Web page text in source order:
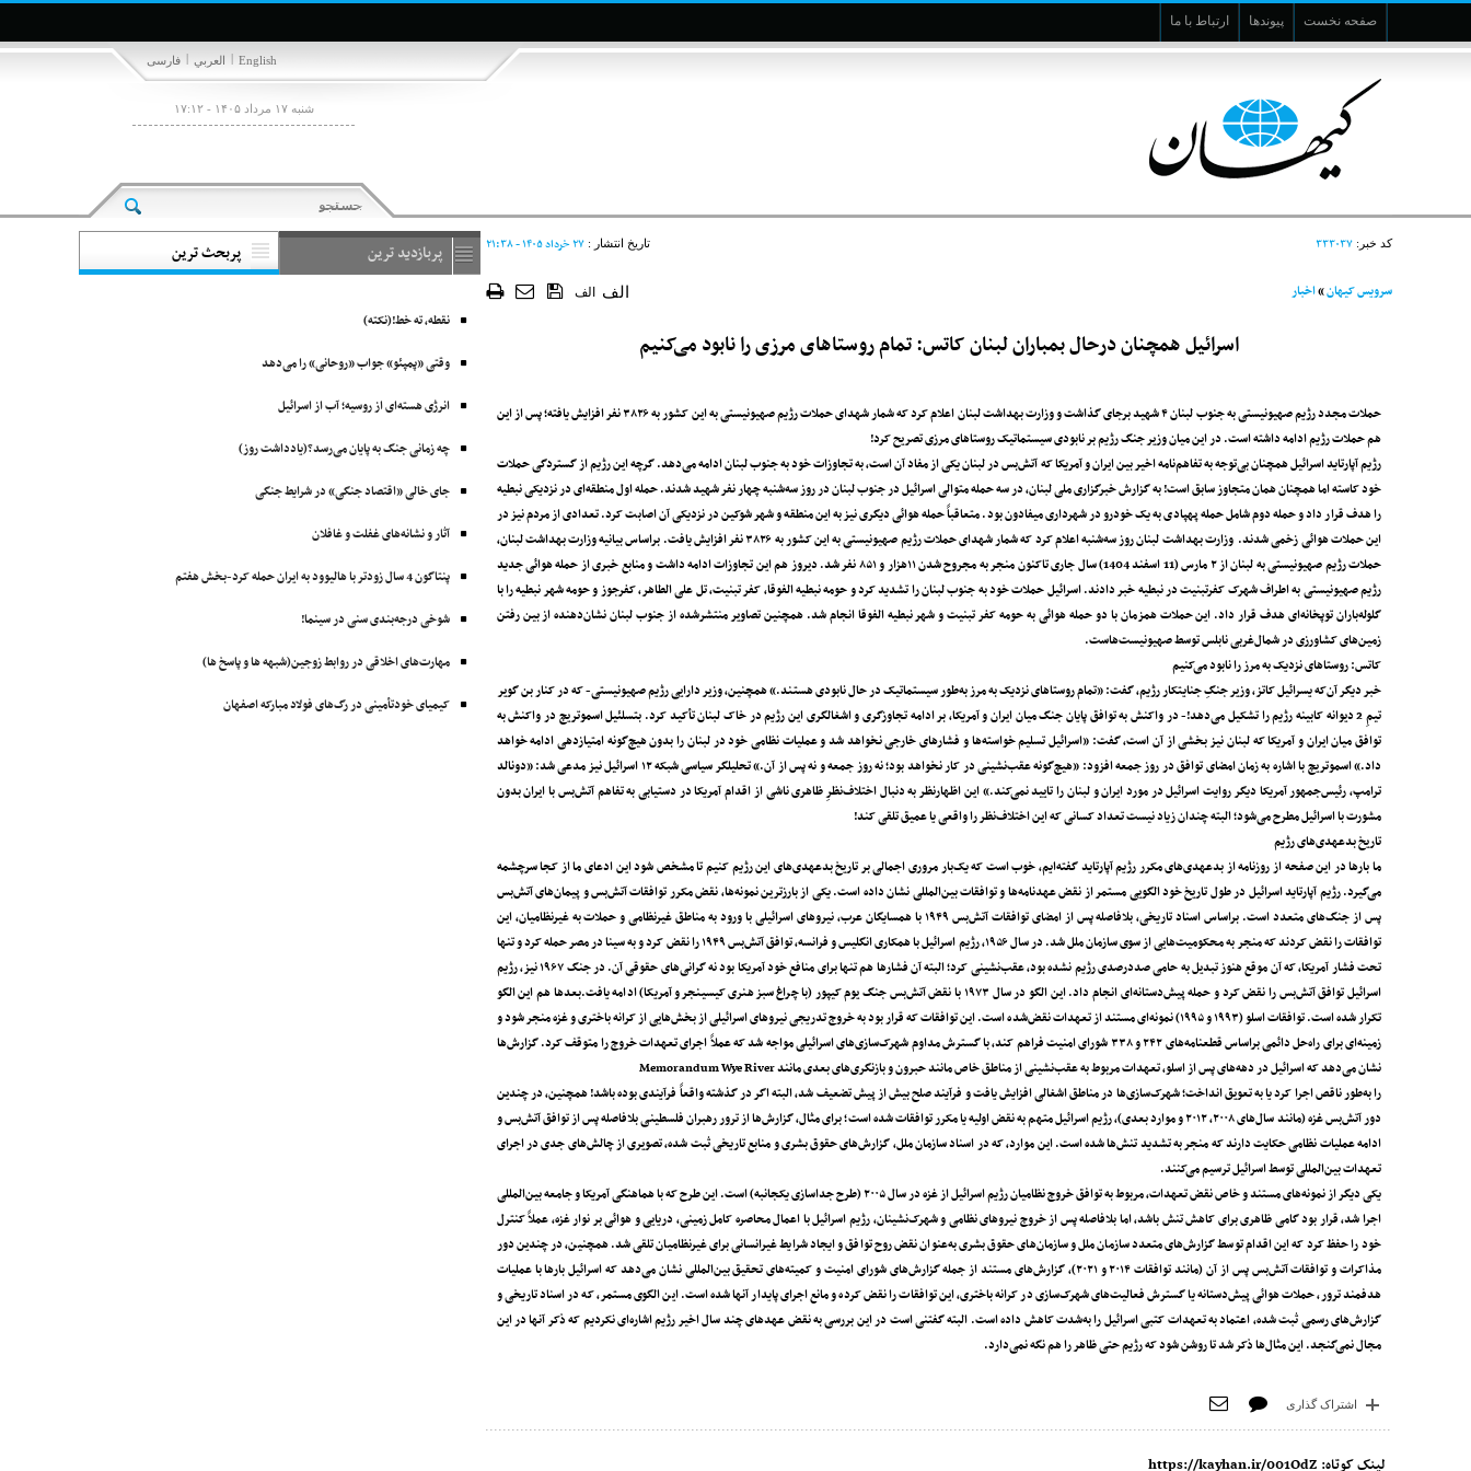
صفحه نخست پیوندها ارتباط با ما
فارسی | العربي | English
شنبه ۱۷ مرداد ۱۴۰۵ - ۱۷:۱۲
کد خبر: ۳۳۳۰۳۷ تاریخ انتشار :۲۷ خرداد ۱۴۰۵ - ۲۱:۳۸
سرویس کیهان»اخبار الف الف
اسرائیل همچنان درحال بمباران لبنان کاتس: تمام روستاهای مرزی را نابود می‌کنیم
حملات مجدد رژیم صهیونیستی به جنوب لبنان ۴ شهید برجای گذاشت و وزارت بهداشت لبنان اعلام کرد که شمار شهدای حملات رژیم صهیونیستی به این کشور به ۳۸۲۶ نفر افزایش یافته؛ پس از این
هم حملات رژیم ادامه داشته است. در این میان وزیر جنگ رژیم بر نابودی سیستماتیک روستاهای مرزی تصریح کرد!
رژیم آپارتاید اسرائیل همچنان بی‌توجه به تفاهم‌نامه اخیر بین ایران و آمریکا که آتش‌بس در لبنان یکی از مفاد آن است، به تجاوزات خود به جنوب لبنان ادامه می‌دهد. گرچه این رژیم از گستردگی حملات
خود کاسته اما همچنان همان متجاوز سابق است! به گزارش خبرگزاری ملی لبنان، در سه حمله متوالی اسرائیل در جنوب لبنان در روز سه‌شنبه چهار نفر شهید شدند. حمله اول منطقه‌ای در نزدیکی نبطیه
را هدف قرار داد و حمله دوم شامل حمله پهپادی به یک خودرو در شهرداری میفادون بود. متعاقباً حمله هوائی دیگری نیز به این منطقه و شهر شوکین در نزدیکی آن اصابت کرد. تعدادی از مردم نیز در
این حملات هوائی زخمی شدند. وزارت بهداشت لبنان روز سه‌شنبه اعلام کرد که شمار شهدای حملات رژیم صهیونیستی به این کشور به ۳۸۲۶ نفر افزایش یافت. براساس بیانیه وزارت بهداشت لبنان،
حملات رژیم صهیونیستی به لبنان از ۲ مارس (11 اسفند 1404) سال جاری تاکنون منجر به مجروح شدن ۱۱هزار و ۸۵۱ نفر شد. دیروز هم این تجاوزات ادامه داشت و منابع خبری از حمله هوائی جدید
رژیم صهیونیستی به اطراف شهرک کفرتبنیت در نبطیه خبر دادند. اسرائیل حملات خود به جنوب لبنان را تشدید کرد و حومه نبطیه الفوقا، کفر تبنیت، تل علی الطاهر، کفرجوز و حومه شهر نبطیه را با
گلوله‌باران توپخانه‌ای هدف قرار داد. این حملات همزمان با دو حمله هوائی به حومه کفر تبنیت و شهر نبطیه الفوقا انجام شد. همچنین تصاویر منتشرشده از جنوب لبنان نشان‌دهنده از بین رفتن
زمین‌های کشاورزی در شمال‌غربی نابلس توسط صهیونیست‌هاست.
کاتس: روستاهای نزدیک به مرز را نابود می‌کنیم
خبر دیگر آن‌که یسرائیل کاتز، وزیر جنگِ جنایتکار رژیم، گفت: «تمام روستاهای نزدیک به مرز به‌طور سیستماتیک در حال نابودی هستند.» همچنین، وزیر دارایی رژیم صهیونیستی- که در کنار بن گویر
تیمِ 2 دیوانه کابینه رژیم را تشکیل می‌دهد!- در واکنش به توافق پایان جنگ میان ایران و آمریکا، بر ادامه تجاوزگری و اشغالگری این رژیم در خاک لبنان تأکید کرد. بتسلئیل اسموتریچ در واکنش به
توافق میان ایران و آمریکا که لبنان نیز بخشی از آن است، گفت: «اسرائیل تسلیم خواسته‌ها و فشارهای خارجی نخواهد شد و عملیات نظامی خود در لبنان را بدون هیچ‌گونه امتیازدهی ادامه خواهد
داد.» اسموتریچ با اشاره به زمان امضای توافق در روز جمعه افزود: «هیچ‌گونه عقب‌نشینی‌ در کار نخواهد بود؛ نه روز جمعه و نه پس از آن.» تحلیلگر سیاسی شبکه ۱۲ اسرائیل نیز مدعی شد: «دونالد
ترامپ، رئیس‌جمهور آمریکا دیگر روایت اسرائیل در مورد ایران و لبنان را تایید نمی‌کند.» این اظهارنظر به دنبال اختلاف‌نظرِ ظاهری ناشی از اقدام آمریکا در دستیابی به تفاهم آتش‌بس با ایران بدون
مشورت با اسرائیل مطرح می‌شود؛ البته چندان زیاد نیست تعداد کسانی که این اختلاف‌نظر را واقعی یا عمیق تلقی کند!
تاریخ بدعهدی‌های رژیم
ما بارها در این صفحه از روزنامه از بدعهدی‌های مکرر رژیم آپارتاید گفته‌ایم، خوب است که یک‌بار مروری اجمالی بر تاریخ بدعهدی‌های این رژیم کنیم تا مشخص شود این ادعای ما از کجا سرچشمه
می‌گیرد. رژیم آپارتاید اسرائیل در طول تاریخ خود الگویی مستمر از نقض عهدنامه‌ها و توافقات بین‌المللی نشان داده است. یکی از بارزترین نمونه‌ها، نقض مکرر توافقات آتش‌بس و پیمان‌های آتش‌بس
پس از جنگ‌های متعدد است. براساس اسناد تاریخی، بلافاصله پس از امضای توافقات آتش‌بس ۱۹۴۹ با همسایگان عرب، نیروهای اسرائیلی با ورود به مناطق غیرنظامی و حملات به غیرنظامیان، این
توافقات را نقض کردند که منجر به محکومیت‌هایی از سوی سازمان ملل شد. در سال ۱۹۵۶، رژیم اسرائیل با همکاری انگلیس و فرانسه، توافق آتش‌بس ۱۹۴۹ را نقض کرد و به سینا در مصر حمله کرد و تنها
تحت فشار آمریکا، که آن موقع هنوز تبدیل به حامی صددرصدی رژیم نشده بود، عقب‌نشینی کرد؛ البته آن‌ فشارها هم تنها برای منافع خود آمریکا بود نه گرانی‌های حقوقی آن. در جنگ ۱۹۶۷ نیز، رژیم
اسرائیل توافق آتش‌بس را نقض کرد و حمله پیش‌دستانه‌ای انجام داد. این الگو در سال ۱۹۷۳ با نقض آتش‌بس جنگ یوم کیپور (با چراغ سبز هنری کیسینجر و آمریکا) ادامه یافت.بعدها هم این الگو
تکرار شده است. توافقات اسلو (۱۹۹۳ و ۱۹۹۵) نمونه‌ای مستند از تعهدات نقض‌شده است. این توافقات که قرار بود به خروج تدریجی نیروهای اسرائیلی از بخش‌هایی از کرانه باختری و غزه منجر شود و
زمینه‌ای برای راه‌حل دائمی براساس قطعنامه‌های ۲۴۲ و ۳۳۸ شورای امنیت فراهم کند، با گسترش مداوم شهرک‌سازی‌های اسرائیلی مواجه شد که عملاً اجرای تعهدات خروج را متوقف کرد. گزارش‌ها
نشان می‌دهد که اسرائیل در دهه‌های پس از اسلو، تعهدات مربوط به عقب‌نشینی از مناطق خاص مانند حبرون و بازنگری‌های بعدی مانند Memorandum Wye River
را به‌طور ناقص اجرا کرد یا به تعویق انداخت؛ شهرک‌سازی‌ها در مناطق اشغالی افزایش یافت و فرآیند صلح بیش از پیش تضعیف شد، البته اگر در گذشته واقعاً فرآیندی بوده باشد! همچنین، در چندین
دور آتش‌بس غزه (مانند سال‌های ۲۰۰۸، ۲۰۱۲ و موارد بعدی)، رژیم اسرائیل متهم به نقض اولیه یا مکرر توافقات شده است؛ برای مثال، گزارش‌ها از ترور رهبران فلسطینی بلافاصله پس از توافق آتش‌بس و
ادامه عملیات نظامی حکایت دارند که منجر به تشدید تنش‌ها شده است. این موارد، که در اسناد سازمان ملل، گزارش‌های حقوق بشری و منابع تاریخی ثبت شده، تصویری از چالش‌های جدی در اجرای
تعهدات بین‌المللی توسط اسرائیل ترسیم می‌کنند.
یکی دیگر از نمونه‌های مستند و خاص نقض تعهدات، مربوط به توافق خروج نظامیان رژیم اسرائیل از غزه در سال ۲۰۰۵ (طرح جداسازی یکجانبه) است. این طرح که با هماهنگی آمریکا و جامعه بین‌المللی
اجرا شد، قرار بود گامی ظاهری برای کاهش تنش باشد، اما بلافاصله پس از خروج نیروهای نظامی و شهرک‌نشینان، رژیم اسرائیل با اعمال محاصره کامل زمینی، دریایی و هوائی بر نوار غزه، عملاً کنترل
خود را حفظ کرد که این اقدام توسط گزارش‌های متعدد سازمان ملل و سازمان‌های حقوق بشری به‌عنوان نقض روح توافق و ایجاد شرایط غیرانسانی برای غیرنظامیان تلقی شد. همچنین، در چندین دور
مذاکرات و توافقات آتش‌بس پس از آن (مانند توافقات ۲۰۱۴ و ۲۰۲۱)، گزارش‌های مستند از جمله گزارش‌های شورای امنیت و کمیته‌های تحقیق بین‌المللی نشان می‌دهد که اسرائیل بارها با عملیات
هدفمند ترور، حملات هوائی پیش‌دستانه یا گسترش فعالیت‌های شهرک‌سازی در کرانه باختری، این توافقات را نقض کرده و مانع اجرای پایدار آنها شده است. این الگوی مستمر، که در اسناد تاریخی و
گزارش‌های رسمی ثبت شده، اعتماد به تعهدات کتبی اسرائیل را به‌شدت کاهش داده است. البته گفتنی است در این بررسی به نقض عهدهای چند سال اخیر رژیم اشاره‌ای نکردیم که ذکر آنها در این
مجال نمی‌گنجد. این مثال‌ها ذکر شد تا روشن شود که رژیم حتی ظاهر را هم نگه نمی‌دارد.
اشتراک گذاری
لینک کوتاه: https://kayhan.ir/001OdZ
پربازدید ترین پربحث ترین
نقطه، ته خط!(نکته)
وقتی «پمپئو» جواب «روحانی» را می‌دهد
انرژی هسته‌ای از روسیه؛ آب از اسرائیل
چه زمانی جنگ به پایان می‌رسد؟(یادداشت روز)
جای خالی «اقتصاد جنگی» در شرایط جنگی
آثار و نشانه‌های غفلت و غافلان
پنتاگون 4 سال زودتر با ‌هالیوود به ایران حمله کرد-بخش هفتم
شوخی درجه‌بندی سنی در سینما!
مهارت‌های اخلاقی در روابط زوجین(شبهه ها و پاسخ ها)
کیمیای خودتأمینی در رگ‌های فولاد مبارکه اصفهان